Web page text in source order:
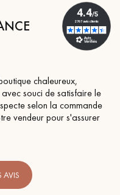
chaleureux,
souci de satisfaire le
selon la commande
vendeur pour s'assurer
AVIS